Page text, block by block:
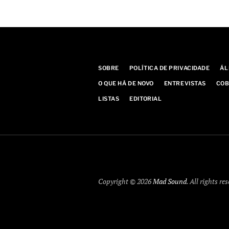
SOBRE POLÍTICA DE PRIVACIDADE
O QUE HÁ DE NOVO ENTREVISTAS
LISTAS EDITORIAL
Copyright © 2026Mad Sound. All rights